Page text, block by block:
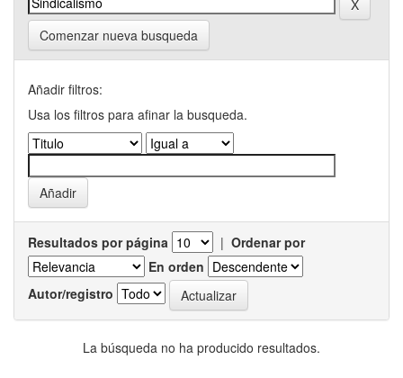
Comenzar nueva busqueda
Añadir filtros:
Usa los filtros para afinar la busqueda.
Resultados por página | Ordenar por
En orden
Autor/registro
La búsqueda no ha producido resultados.